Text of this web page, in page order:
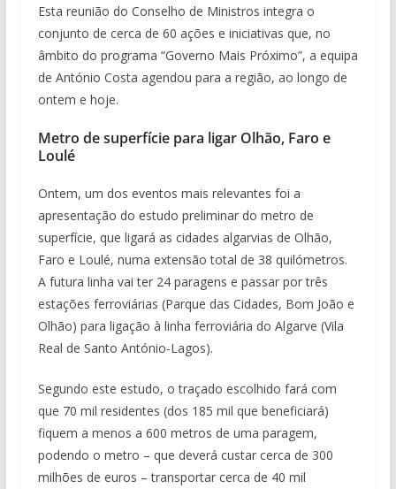
Esta reunião do Conselho de Ministros integra o
conjunto de cerca de 60 ações e iniciativas que, no
âmbito do programa “Governo Mais Próximo”, a equipa
de António Costa agendou para a região, ao longo de
ontem e hoje.
Metro de superfície para ligar Olhão, Faro e
Loulé
Ontem, um dos eventos mais relevantes foi a
apresentação do estudo preliminar do metro de
superfície, que ligará as cidades algarvias de Olhão,
Faro e Loulé, numa extensão total de 38 quilómetros.
A futura linha vai ter 24 paragens e passar por três
estações ferroviárias (Parque das Cidades, Bom João e
Olhão) para ligação à linha ferroviária do Algarve (Vila
Real de Santo António-Lagos).
Segundo este estudo, o traçado escolhido fará com
que 70 mil residentes (dos 185 mil que beneficiará)
fiquem a menos a 600 metros de uma paragem,
podendo o metro – que deverá custar cerca de 300
milhões de euros – transportar cerca de 40 mil